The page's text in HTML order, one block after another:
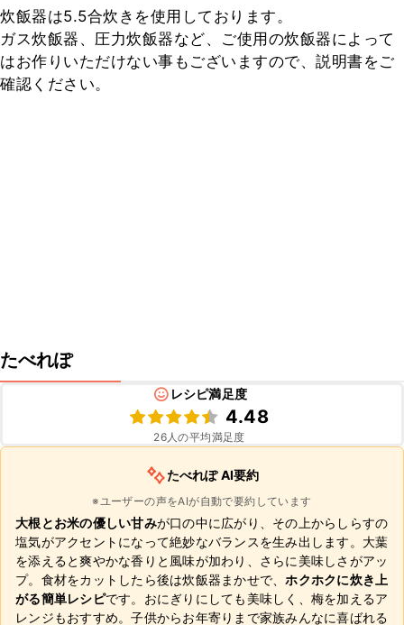
炊飯器は5.5合炊きを使用しております。
ガス炊飯器、圧力炊飯器など、ご使用の炊飯器によって
はお作りいただけない事もございますので、説明書をご
確認ください。
たべれぽ
レシピ満足度
4.48
26人の平均満足度
たべれぽ AI要約
※ユーザーの声をAIが自動で要約しています
大根とお米の優しい甘みが口の中に広がり、その上からしらすの
塩気がアクセントになって絶妙なバランスを生み出します。大葉
を添えると爽やかな香りと風味が加わり、さらに美味しさがアッ
プ。食材をカットしたら後は炊飯器まかせで、ホクホクに炊き上
がる簡単レシピです。おにぎりにしても美味しく、梅を加えるア
レンジもおすすめ。子供からお年寄りまで家族みんなに喜ばれる